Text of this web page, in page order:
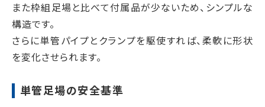
また枠組足場と比べて付属品が少ないため、シンプルな
構造です。
さらに単管パイプとクランプを駆使すれば、柔軟に形状
を変化させられます。
単管足場の安全基準